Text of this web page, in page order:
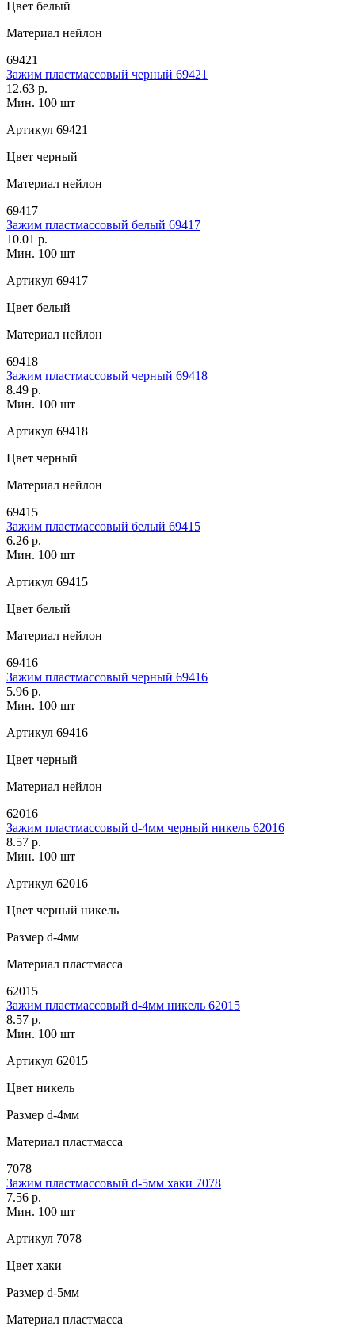
Цвет белый
Материал нейлон
69421
Зажим пластмассовый черный 69421
12.63 р.
Мин. 100 шт
Артикул 69421
Цвет черный
Материал нейлон
69417
Зажим пластмассовый белый 69417
10.01 р.
Мин. 100 шт
Артикул 69417
Цвет белый
Материал нейлон
69418
Зажим пластмассовый черный 69418
8.49 р.
Мин. 100 шт
Артикул 69418
Цвет черный
Материал нейлон
69415
Зажим пластмассовый белый 69415
6.26 р.
Мин. 100 шт
Артикул 69415
Цвет белый
Материал нейлон
69416
Зажим пластмассовый черный 69416
5.96 р.
Мин. 100 шт
Артикул 69416
Цвет черный
Материал нейлон
62016
Зажим пластмассовый d-4мм черный никель 62016
8.57 р.
Мин. 100 шт
Артикул 62016
Цвет черный никель
Размер d-4мм
Материал пластмасса
62015
Зажим пластмассовый d-4мм никель 62015
8.57 р.
Мин. 100 шт
Артикул 62015
Цвет никель
Размер d-4мм
Материал пластмасса
7078
Зажим пластмассовый d-5мм хаки 7078
7.56 р.
Мин. 100 шт
Артикул 7078
Цвет хаки
Размер d-5мм
Материал пластмасса